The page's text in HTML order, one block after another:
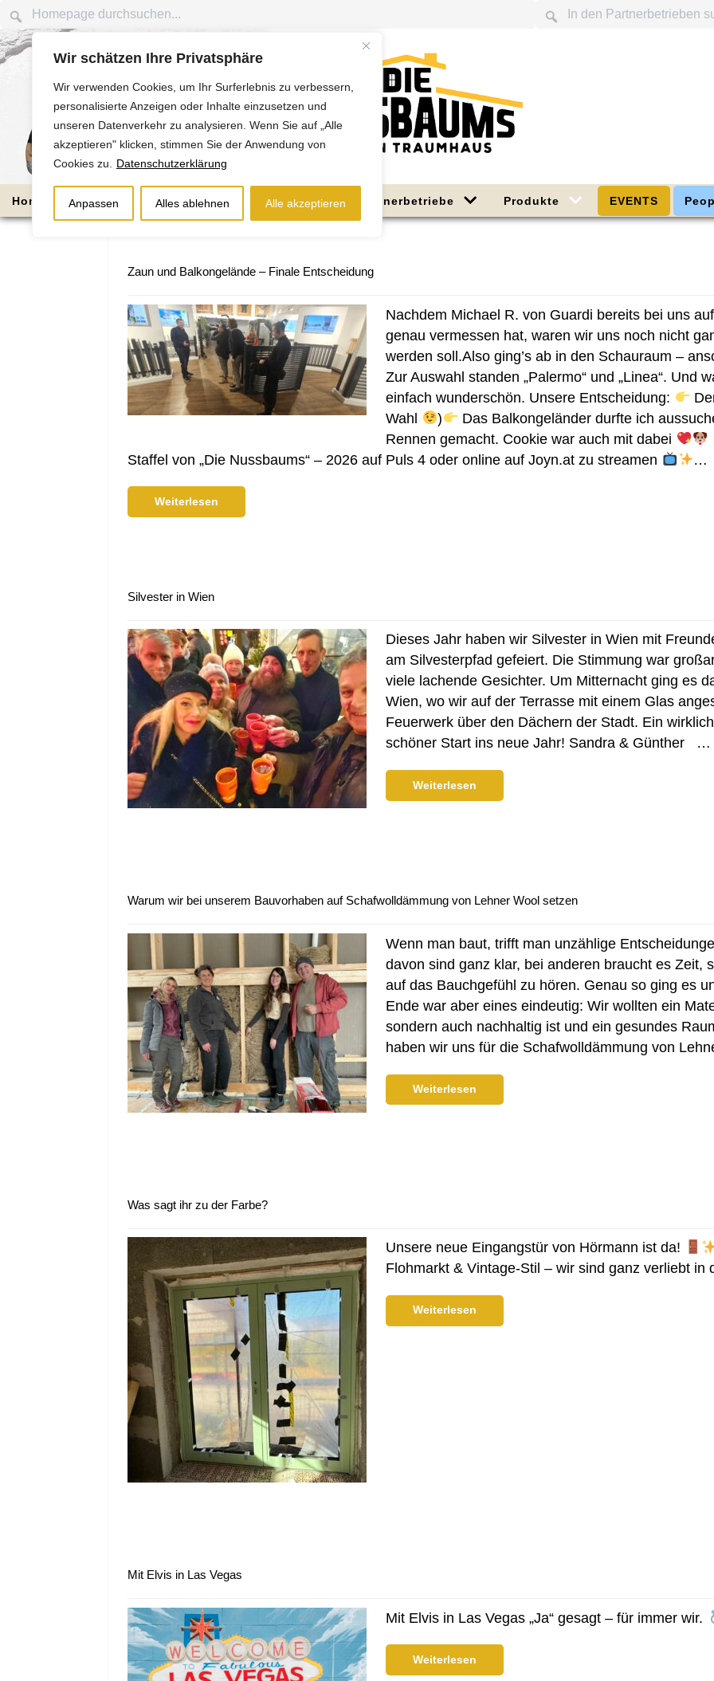
Wir schätzen Ihre Privatsphäre
Wir verwenden Cookies, um Ihr Surferlebnis zu verbessern,
personalisierte Anzeigen oder Inhalte einzusetzen und
unseren Datenverkehr zu analysieren. Wenn Sie auf „Alle
akzeptieren" klicken, stimmen Sie der Anwendung von
Cookies zu.
Datenschutzerklärung
Anpassen Alles ablehnen Alle akzeptieren
Home Die Nussbaums Bauabschnitte Partnerbetriebe Produkte EVENTS
Zaun und Balkongelände – Finale Entscheidung
Nachdem Michael R. von Guardi bereits bei uns
genau vermessen hat, waren wir uns noch nicht
werden soll.Also ging’s ab in den Schauraum –
Zur Auswahl standen „Palermo“ und „Linea“. Und
einfach wunderschön. Unsere Entscheidung:
Wahl
)
Das Balkongeländer durfte ich
Rennen gemacht. Cookie war auch mit dabei
Staffel von „Die Nussbaums“ – 2026 auf Puls 4 oder online auf Joyn.at zu streamen
…
Weiterlesen
Silvester in Wien
Dieses Jahr haben wir Silvester in Wien mit
am Silvesterpfad gefeiert. Die Stimmung war
viele lachende Gesichter. Um Mitternacht ging es
Wien, wo wir auf der Terrasse mit einem Glas
Feuerwerk über den Dächern der Stadt. Ein
schöner Start ins neue Jahr! Sandra & Günther …
Weiterlesen
Warum wir bei unserem Bauvorhaben auf Schafwolldämmung von Lehner Wool setzen
Wenn man baut, trifft man unzählige
davon sind ganz klar, bei anderen braucht es Zeit,
auf das Bauchgefühl zu hören. Genau so ging es
Ende war aber eines eindeutig: Wir wollten ein
sondern auch nachhaltig ist und ein gesundes
haben wir uns für die Schafwolldämmung von
Weiterlesen
Was sagt ihr zu der Farbe?
Unsere neue Eingangstür von Hörmann ist da!
Flohmarkt & Vintage-Stil – wir sind ganz verliebt
Weiterlesen
Mit Elvis in Las Vegas
Mit Elvis in Las Vegas „Ja“ gesagt – für immer wir.
Weiterlesen